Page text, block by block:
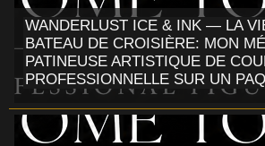
WANDERLUST ICE & INK — LA
BATEAU DE CROISIÈRE: MON
PATINEUSE ARTISTIQUE DE
PROFESSIONNELLE SUR UN